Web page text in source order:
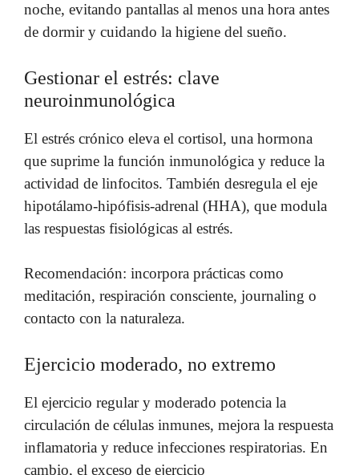
noche, evitando pantallas al menos una hora antes
de dormir y cuidando la higiene del sueño.
Gestionar el estrés: clave
neuroinmunológica
El estrés crónico eleva el cortisol, una hormona
que suprime la función inmunológica y reduce la
actividad de linfocitos. También desregula el eje
hipotálamo-hipófisis-adrenal (HHA), que modula
las respuestas fisiológicas al estrés.
Recomendación: incorpora prácticas como
meditación, respiración consciente, journaling o
contacto con la naturaleza.
Ejercicio moderado, no extremo
El ejercicio regular y moderado potencia la
circulación de células inmunes, mejora la respuesta
inflamatoria y reduce infecciones respiratorias. En
cambio, el exceso de ejercicio